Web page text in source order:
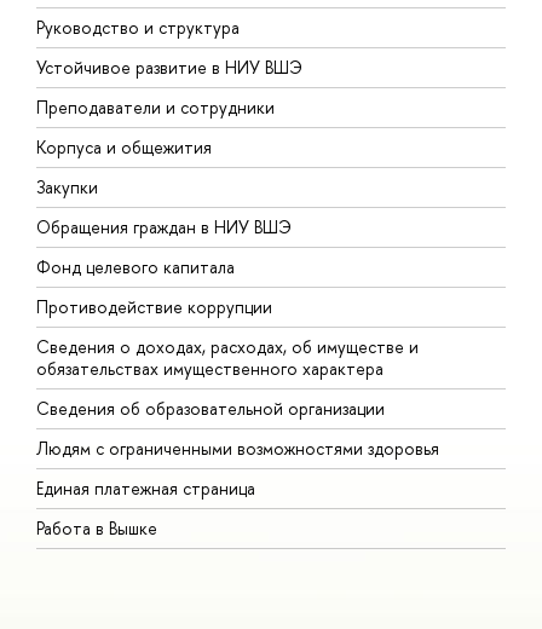
Руководство и структура
Устойчивое развитие в НИУ ВШЭ
Преподаватели и сотрудники
Корпуса и общежития
Закупки
Обращения граждан в НИУ ВШЭ
Фонд целевого капитала
Противодействие коррупции
Сведения о доходах, расходах, об имуществе и
обязательствах имущественного характера
Сведения об образовательной организации
Людям с ограниченными возможностями здоровья
Единая платежная страница
Работа в Вышке